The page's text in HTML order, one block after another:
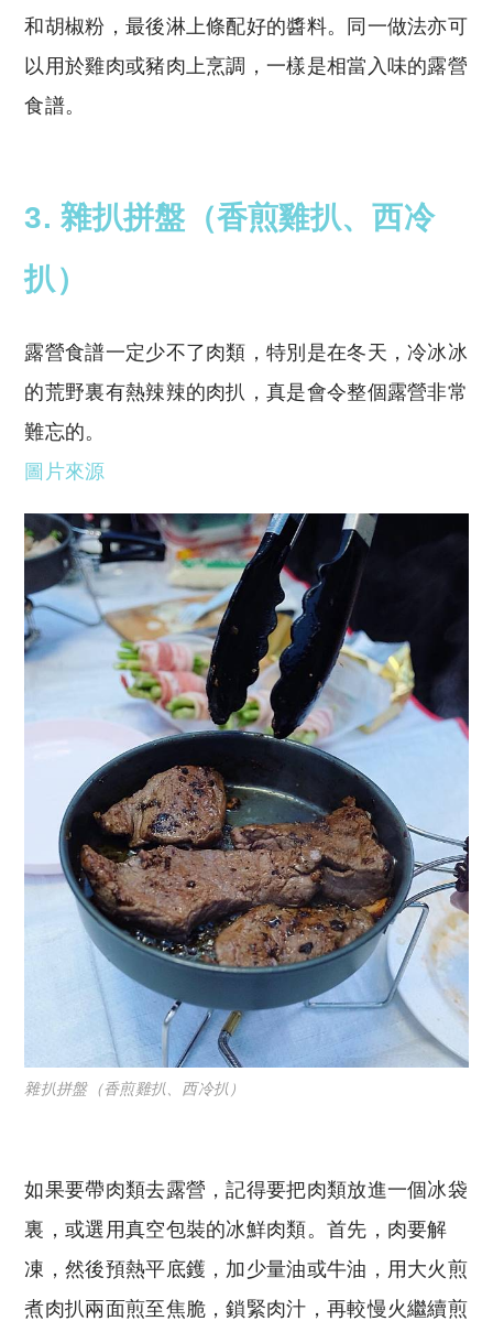
和胡椒粉，最後淋上條配好的醬料。同一做法亦可
以用於雞肉或豬肉上烹調，一樣是相當入味的露營
食譜。
3.雜扒拼盤（香煎雞扒、西冷
扒）
露營食譜一定少不了肉類，特別是在冬天，冷冰冰
的荒野裏有熱辣辣的肉扒，真是會令整個露營非常
難忘的。
圖片來源
雜扒拼盤（香煎雞扒、西冷扒）
如果要帶肉類去露營，記得要把肉類放進一個冰袋
裏，或選用真空包裝的冰鮮肉類。首先，肉要解
凍，然後預熱平底鑊，加少量油或牛油，用大火煎
煮肉扒兩面煎至焦脆，鎖緊肉汁，再較慢火繼續煎